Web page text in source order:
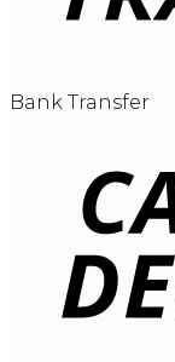
Bank Transfer